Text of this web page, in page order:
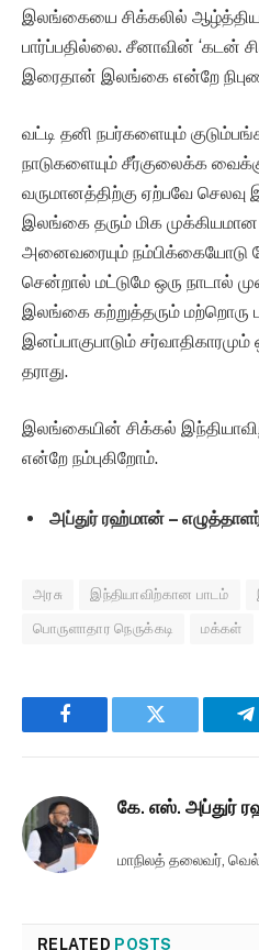
இலங்கையை சிக்கலில் ஆழ்த்திய
பார்ப்பதில்லை. சீனாவின் ‘கடன்
இரைதான் இலங்கை என்றே
வட்டி தனி நபர்களையும்
நாடுகளையும் சீர்குலைக்க
வருமானத்திற்கு ஏற்பவே
இலங்கை தரும் மிக முக்கியமான
அனைவரையும் நம்பிக்கையோடு
சென்றால் மட்டுமே ஒரு நாடால்
இலங்கை கற்றுத்தரும் மற்றொரு
இனப்பாகுபாடும்
தராது.
இலங்கையின் சிக்கல்
என்றே நம்புகிறோம்.
அப்துர் ரஹ்மான் –
அரசு இந்தியாவிற்கான பாடம்
பொருளாதார நெருக்கடி மக்கள்
Facebook Twitter
கே. எஸ். அப்துர்
மாநிலத் தலைவர்,
RELATED POSTS